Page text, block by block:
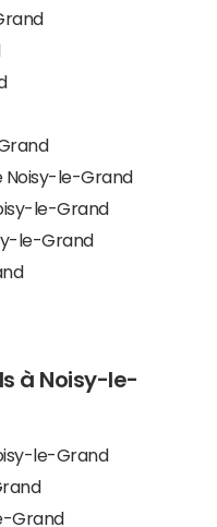
Noisy-le-Grand
le-Grand
le-Grand
à Noisy-le-
le-Grand
Grand